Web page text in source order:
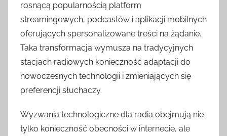
rosnącą popularnością platform
streamingowych, podcastów i aplikacji mobilnych
oferujących spersonalizowane treści na żądanie.
Taka transformacja wymusza na tradycyjnych
stacjach radiowych konieczność adaptacji do
nowoczesnych technologii i zmieniających się
preferencji słuchaczy.
Wyzwania technologiczne dla radia obejmują nie
tylko konieczność obecności w internecie, ale